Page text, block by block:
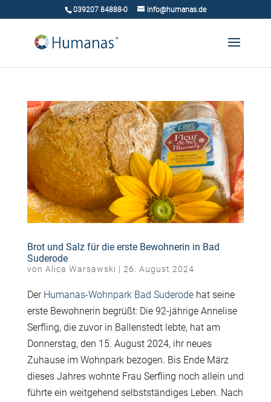
039207 84888-0 info@humanas.de
Brot und Salz für die erste Bewohnerin in Bad
Suderode
von Alica Warsawski | 26. August 2024
DerHumanas-Wohnpark Bad Suderodehat seine
erste Bewohnerin begrüßt: Die 92-jährige Annelise
Serfling, die zuvor in Ballenstedt lebte, hat am
Donnerstag, den 15. August 2024, ihr neues
Zuhause im Wohnpark bezogen. Bis Ende März
dieses Jahres wohnte Frau Serfling noch allein und
führte ein weitgehend selbstständiges Leben. Nach